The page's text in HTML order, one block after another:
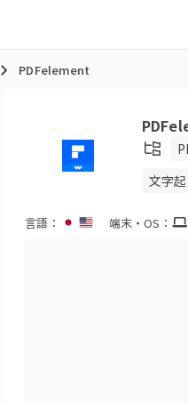
PDFelement
文字
言語： 端末・OS：